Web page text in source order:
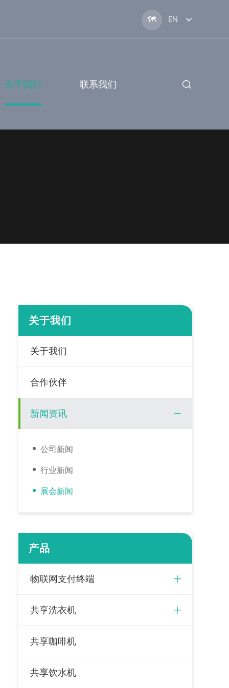
 EN
关于我们 联系我们
关于我们
关于我们
合作伙伴
新闻资讯
公司新闻
行业新闻
展会新闻
产品
物联网支付终端
共享洗衣机
共享咖啡机
共享饮水机